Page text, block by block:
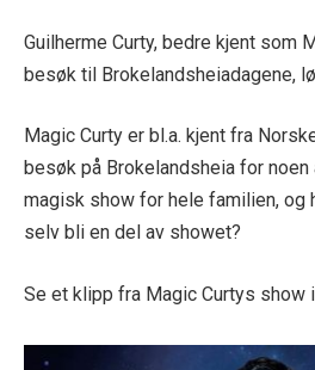
Guilherme Curty, bedre kjent som
besøk til Brokelandsheiadagene,
Magic Curty er bl.a. kjent fra
besøk på Brokelandsheia for
magisk show for hele familien, og
selv bli en del av showet?
Se et klipp fra Magic Curtys show